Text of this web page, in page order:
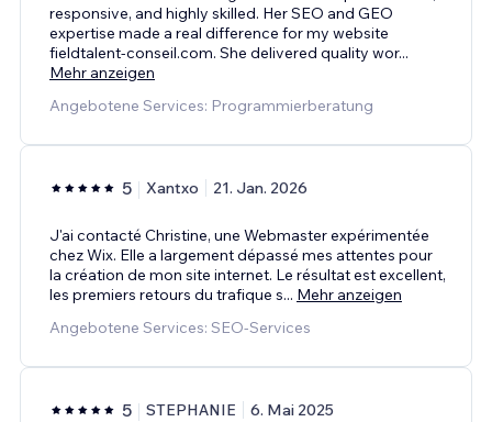
responsive, and highly skilled. Her SEO and GEO
expertise made a real difference for my website
fieldtalent-conseil.com. She delivered quality wor...
Mehr anzeigen
Angebotene Services: Programmierberatung
5 Xantxo 21. Jan. 2026
J'ai contacté Christine, une Webmaster expérimentée
chez Wix. Elle a largement dépassé mes attentes pour
la création de mon site internet. Le résultat est excellent,
les premiers retours du trafique s... Mehr anzeigen
Angebotene Services: SEO-Services
5 STEPHANIE 6. Mai 2025